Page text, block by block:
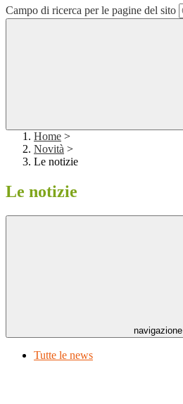
Campo di ricerca per le pagine del sito
Home >
Novità >
Le notizie
Le notizie
navigazione
Tutte le news